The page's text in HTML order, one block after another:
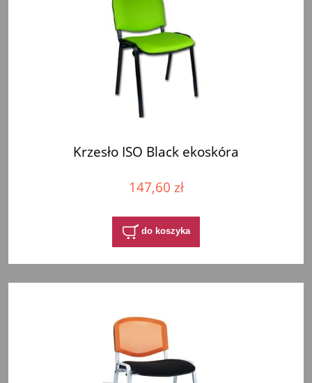
Krzesło ISO Black ekoskóra
147,60 zł
do koszyka